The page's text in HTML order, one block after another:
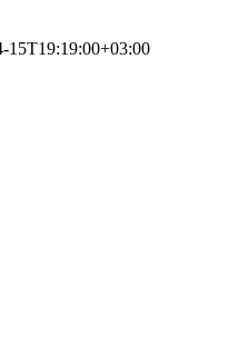
15T19:19:00+03:00